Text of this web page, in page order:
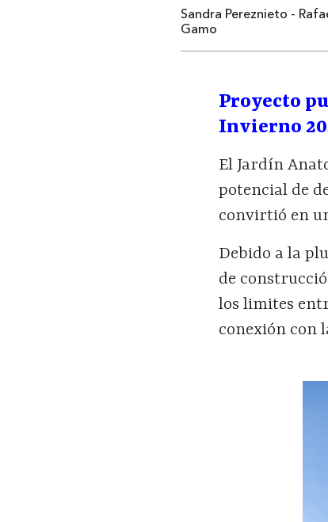
Sandra Pereznieto -
Gamo
Proyecto
Invierno
El Jardín
potencial de
convirtió en
Debido a la
de
los limites
conexión con